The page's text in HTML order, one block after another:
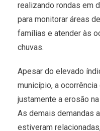
realizando rondas em
para monitorar áreas
famílias e atender às
chuvas.
Apesar do elevado
município, a
justamente a erosão
As demais demandas
estiveram